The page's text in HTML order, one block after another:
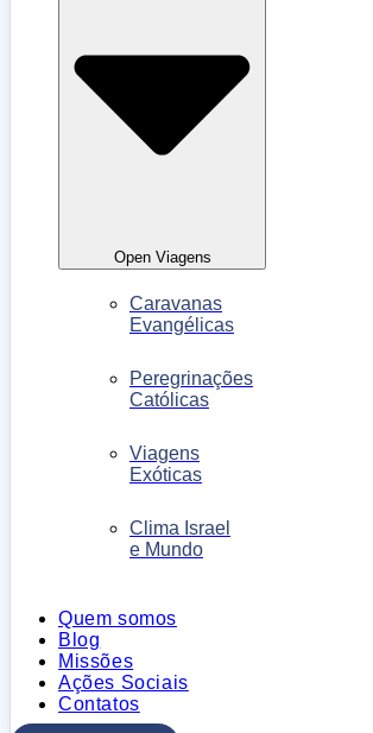
Open Viagens
Caravanas
Evangélicas
Peregrinações
Católicas
Viagens
Exóticas
Clima Israel
e Mundo
Quem somos
Blog
Missões
Ações Sociais
Contatos